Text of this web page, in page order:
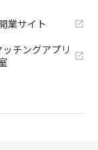
業サイト
チングアプリ